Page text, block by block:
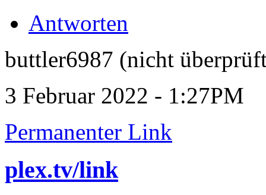
Antworten
buttler6987 (nicht
3 Februar 2022 - 1:27PM
Permanenter Link
plex.tv/link